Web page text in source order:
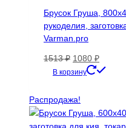
Брусок Груша,
рукоделия,
Varman.pro
1513₽
цена
1513 ₽.
1080 ₽
цена:
В корзину
Распродажа!